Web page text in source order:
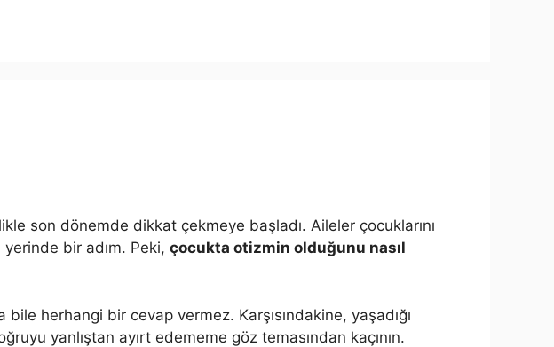
son dönemde dikkat çekmeye başladı. Aileler çocuklarını
bir adım. Peki, çocukta otizmin olduğunu nasıl
herhangi bir cevap vermez. Karşısındakine, yaşadığı
yanlıştan ayırt edememe göz temasından kaçının.